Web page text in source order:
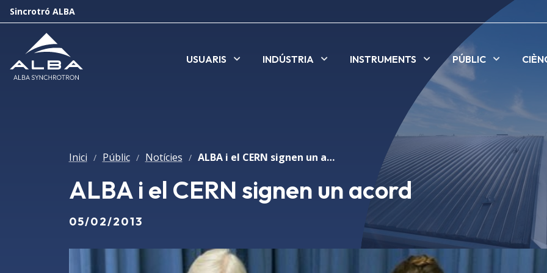
Sincrotró ALBA
USUARIS INDÚSTRIA INSTRUMENTS PÚBLIC
Inici / Públic / Notícies / ALBA i el CERN signen un acord
ALBA i el CERN signen un acord
05/02/2013